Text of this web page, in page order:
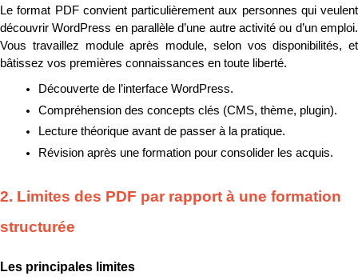
Le format PDF convient particulièrement aux personnes qui veulent
découvrir WordPress en parallèle d’une autre activité ou d’un emploi.
Vous travaillez module après module, selon vos disponibilités, et
bâtissez vos premières connaissances en toute liberté.
Découverte de l’interface WordPress.
Compréhension des concepts clés (CMS, thème, plugin).
Lecture théorique avant de passer à la pratique.
Révision après une formation pour consolider les acquis.
2. Limites des PDF par rapport à une formation
structurée
Les principales limites